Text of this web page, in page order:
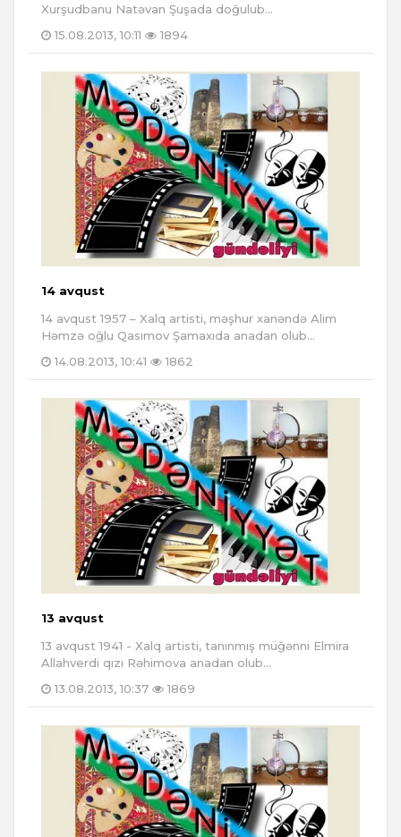
Xurşudbanu Natəvan Şuşada doğulub...
15.08.2013, 10:11
1894
14 avqust
14 avqust 1957 – Xalq artisti, məşhur xanəndə Alim
Həmzə oğlu Qasımov Şamaxıda anadan olub...
14.08.2013, 10:41
1862
13 avqust
13 avqust 1941 - Xalq artisti, tanınmış müğənni Elmira
Allahverdi qızı Rəhimova anadan olub...
13.08.2013, 10:37
1869